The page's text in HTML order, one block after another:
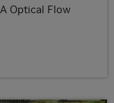
Optical Flow